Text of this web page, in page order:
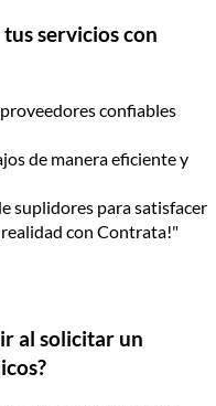
servicios con
confiables
de manera eficiente y
suplidores para satisfacer
realidad con Contrata!"
al solicitar un